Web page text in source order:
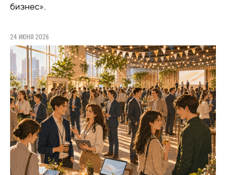
бизнес».
24 ИЮНЯ 2026